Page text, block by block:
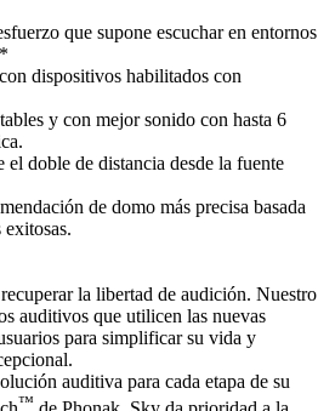
que supone escuchar en entornos
dispositivos habilitados con
y con mejor sonido con hasta 6
doble de distancia desde la fuente
de domo más precisa basada
la libertad de audición. Nuestro
auditivos que utilicen las nuevas
para simplificar su vida y
auditiva para cada etapa de su
™